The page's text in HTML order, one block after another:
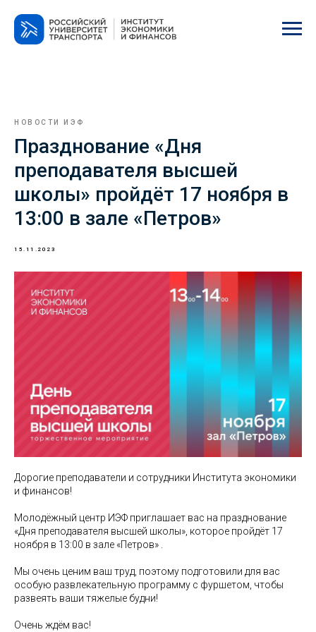
НОВОСТИ ИЭФ
Празднование «Дня
преподавателя высшей
школы» пройдёт 17 ноября в
13:00 в зале «Петров»
15.11.2023
Дорогие преподаватели и сотрудники Института экономики
и финансов!
Молодёжный центр ИЭФ приглашает вас на празднование
«Дня преподавателя высшей школы», которое пройдёт 17
ноября в 13:00 в зале «Петров» .
Мы очень ценим ваш труд, поэтому подготовили для вас
особую развлекательную программу с фуршетом, чтобы
развеять ваши тяжелые будни!
Очень ждём вас!